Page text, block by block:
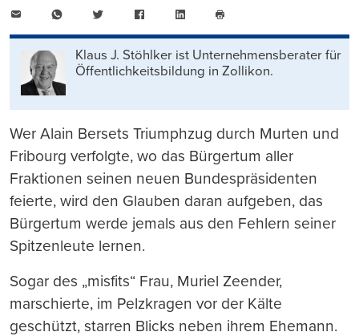
WhatsAppTwitter FacebookLinkedIn
drucken
Klaus J. Stöhlker ist Unternehmens­berater für
Öffentlichkeits­bildung in Zollikon.
Wer Alain Bersets Triumphzug durch Murten und
Fribourg verfolgte, wo das Bürgertum aller
Fraktionen seinen neuen Bundespräsidenten
feierte, wird den Glauben daran aufgeben, das
Bürgertum werde jemals aus den Fehlern seiner
Spitzenleute lernen.
Sogar des „misfits“ Frau, Muriel Zeender,
marschierte, im Pelzkragen vor der Kälte
geschützt, starren Blicks neben ihrem Ehemann.